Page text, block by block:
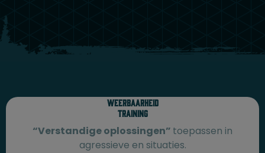
Weerbaarheid
Training
“Verstandige oplossingen” toepassen in
agressieve en situaties.